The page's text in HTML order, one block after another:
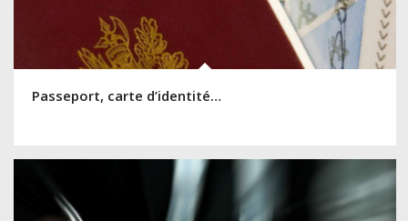
Passeport, carte d’identité…